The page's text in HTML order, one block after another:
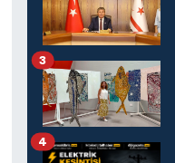
3
4